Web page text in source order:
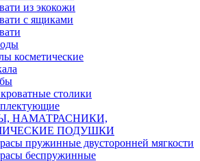
из экокожи
с ящиками
косметические
столики
НАМАТРАСНИКИ,
ПОДУШКИ
пружинные двусторонней мягкости
беспружинные